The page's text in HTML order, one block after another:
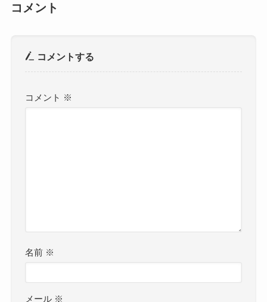
コメント
コメントする
コメント ※
名前 ※
メール ※